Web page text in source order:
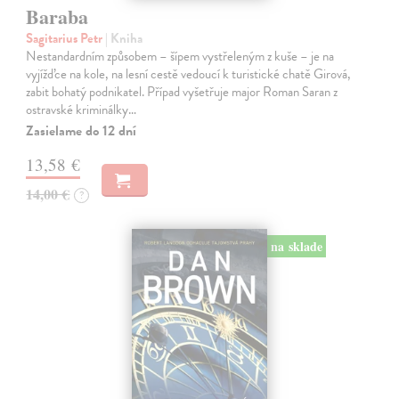
Baraba
Sagitarius Petr| Kniha
Nestandardním způsobem – šípem vystřeleným z kuše – je na
vyjížďce na kole, na lesní cestě vedoucí k turistické chatě Girová,
zabit bohatý podnikatel. Případ vyšetřuje major Roman Saran z
ostravské kriminálky…
Zasielame do 12 dní
13,58 €
14,00 € ?
na sklade